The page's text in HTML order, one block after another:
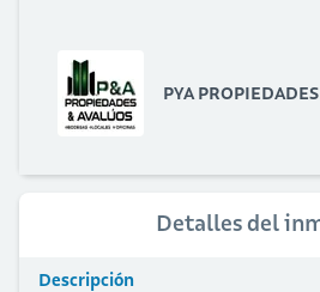
PYA
Detalles del
Descripción